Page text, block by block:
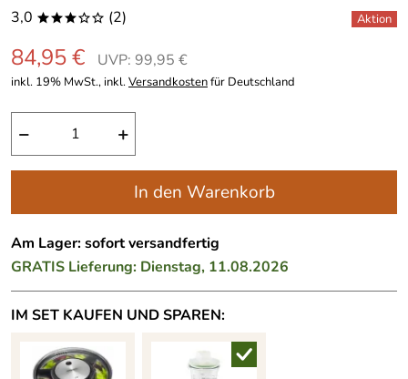
3,0 ***oo (2)
84,95 € UVP: 99,95 €
inkl. 19% MwSt., inkl.Versandkostenfür Deutschland
− +
In den Warenkorb
Am Lager: sofort versandfertig
GRATIS Lieferung: Dienstag, 11.08.2026
IM SET KAUFEN UND SPAREN: